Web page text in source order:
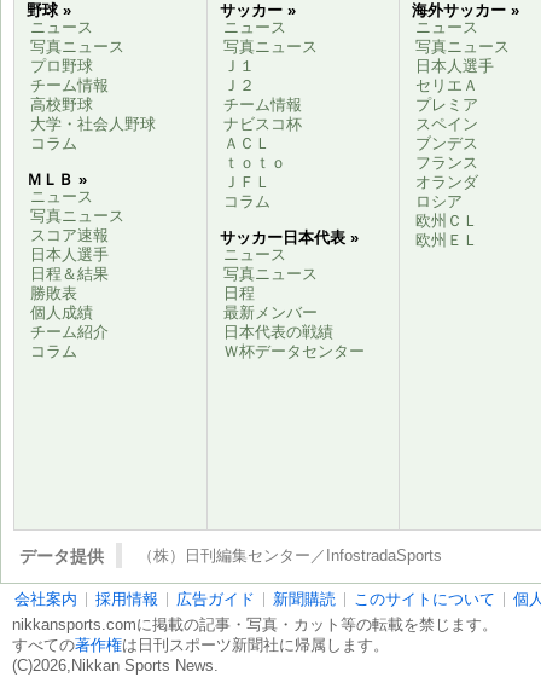
野球 »
ニュース
写真ニュース
プロ野球
チーム情報
高校野球
大学・社会人野球
コラム
ＭＬＢ »
ニュース
写真ニュース
スコア速報
日本人選手
日程＆結果
勝敗表
個人成績
チーム紹介
コラム
サッカー »
ニュース
写真ニュース
Ｊ１
Ｊ２
チーム情報
ナビスコ杯
ＡＣＬ
ｔｏｔｏ
ＪＦＬ
コラム
サッカー日本代表 »
ニュース
写真ニュース
日程
最新メンバー
日本代表の戦績
Ｗ杯データセンター
海外サッカー »
ニュース
写真ニュース
日本人選手
セリエＡ
プレミア
スペイン
ブンデス
フランス
オランダ
ロシア
欧州ＣＬ
欧州ＥＬ
データ提供 （株）日刊編集センター／InfostradaSports
会社案内 採用情報 広告ガイド 新聞購読 このサイトについて
個
nikkansports.comに掲載の記事・写真・カット等の転載を禁じます。
すべての著作権は日刊スポーツ新聞社に帰属します。
(C)2026,Nikkan Sports News.